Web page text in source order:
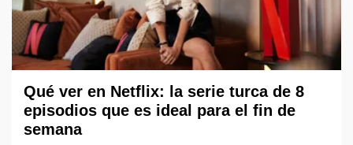
Qué ver en Netflix: la serie turca de 8
episodios que es ideal para el fin de
semana